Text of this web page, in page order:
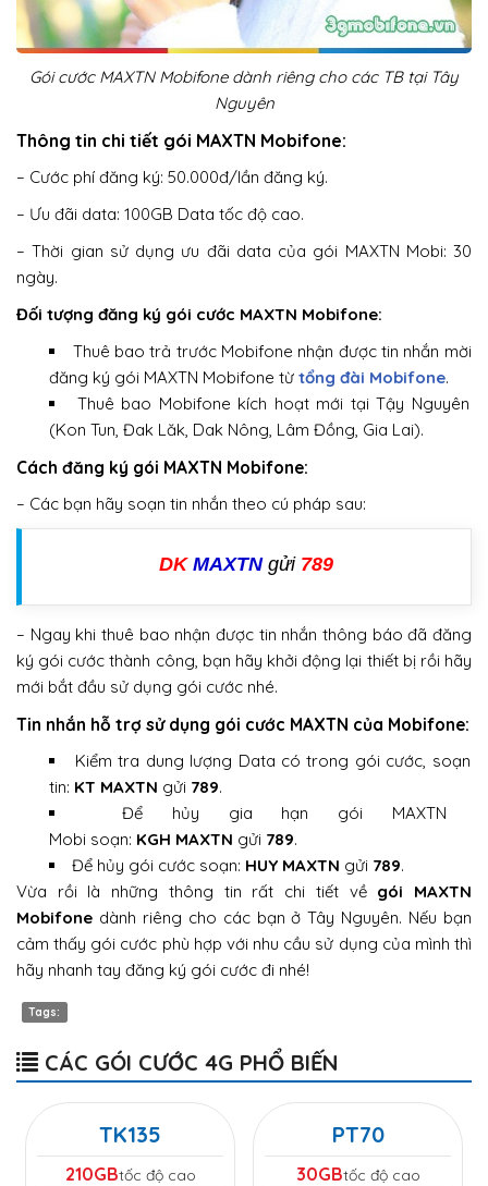
Gói cước MAXTN Mobifone dành riêng cho các TB tại Tây
Nguyên
Thông tin chi tiết gói MAXTN Mobifone:
– Cước phí đăng ký: 50.000đ/lần đăng ký.
– Ưu đãi data: 100GB Data tốc độ cao.
– Thời gian sử dụng ưu đãi data của gói MAXTN Mobi: 30
ngày.
Đối tượng đăng ký gói cước MAXTN Mobifone:
Thuê bao trả trước Mobifone nhận được tin nhắn mời
đăng ký gói MAXTN Mobifone từ tổng đài Mobifone.
Thuê bao Mobifone kích hoạt mới tại Tậy Nguyên
(Kon Tun, Đak Lăk, Dak Nông, Lâm Đồng, Gia Lai).
Cách đăng ký gói MAXTN Mobifone:
– Các bạn hãy soạn tin nhắn theo cú pháp sau:
DK MAXTN gửi 789
– Ngay khi thuê bao nhận được tin nhắn thông báo đã đăng
ký gói cước thành công, bạn hãy khởi động lại thiết bị rồi hãy
mới bắt đầu sử dụng gói cước nhé.
Tin nhắn hỗ trợ sử dụng gói cước MAXTN của Mobifone:
Kiểm tra dung lượng Data có trong gói cước, soạn
tin: KT MAXTN gửi 789.
Để hủy gia hạn gói MAXTN
Mobi soạn: KGH MAXTN gửi 789.
Để hủy gói cước soạn: HUY MAXTN gửi 789.
Vừa rồi là những thông tin rất chi tiết về gói MAXTN
Mobifone dành riêng cho các bạn ở Tây Nguyên. Nếu bạn
cảm thấy gói cước phù hợp với nhu cầu sử dụng của mình thì
hãy nhanh tay đăng ký gói cước đi nhé!
Tags:
CÁC GÓI CƯỚC 4G PHỔ BIẾN
TK135
210GBtốc độ cao
PT70
30GBtốc độ cao